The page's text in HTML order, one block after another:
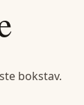
bokstav.